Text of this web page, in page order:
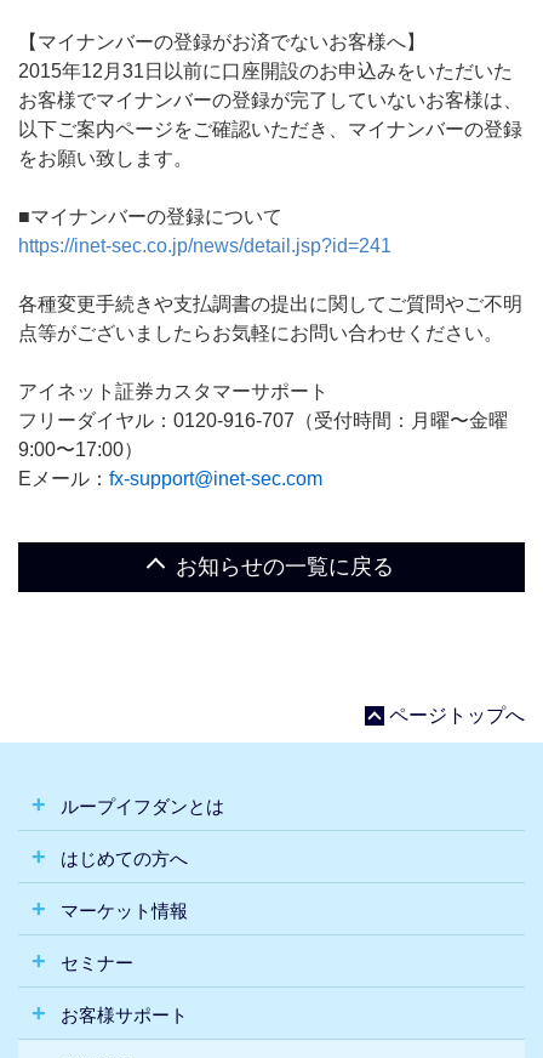
【マイナンバーの登録がお済でないお客様へ】
2015年12月31日以前に口座開設のお申込みをいただいた
お客様でマイナンバーの登録が完了していないお客様は、
以下ご案内ページをご確認いただき、マイナンバーの登録
をお願い致します。
■マイナンバーの登録について
https://inet-sec.co.jp/news/detail.jsp?id=241
各種変更手続きや支払調書の提出に関してご質問やご不明
点等がございましたらお気軽にお問い合わせください。
アイネット証券カスタマーサポート
フリーダイヤル：0120-916-707（受付時間：月曜〜金曜
9:00〜17:00）
Eメール： fx-support@inet-sec.com
お知らせの一覧に戻る
ページトップへ
ループイフダンとは
はじめての方へ
マーケット情報
セミナー
お客様サポート